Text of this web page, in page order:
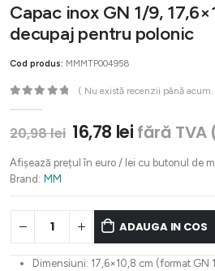
Capac inox GN 1/9,
decupaj pentru polonic
Cod produs: MMMTP004958
( Nu există recenzii până acum.
20,98lei Prețul
inițial
a
20,98 lei.
16,78 leiPrețul
este:
fără TVA
Afișează prețul în euro / lei cu butonul de
Brand: MM
ADAUGA IN COS
Dimensiuni: 17,6×10,8 cm (format GN